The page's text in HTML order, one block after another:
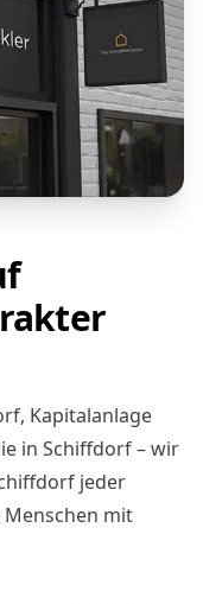
Kapitalanlage
in Schiffdorf – wir
jeder
mit